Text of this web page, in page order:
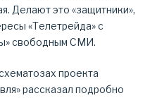
Делают это «защитники»,
«Телетрейда» с
свободным СМИ.
проекта
рассказал подробно